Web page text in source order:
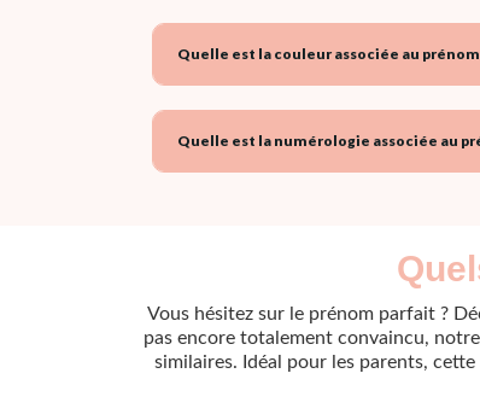
Quelle est la couleur associée au prénom
Quelle est la numérologie associée au
Vous hésitez sur le prénom parfait ?
pas encore totalement convaincu,
similaires. Idéal pour les parents,